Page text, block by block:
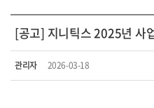
[공고] 지니틱스 2025년 사
관리자 2026-03-18